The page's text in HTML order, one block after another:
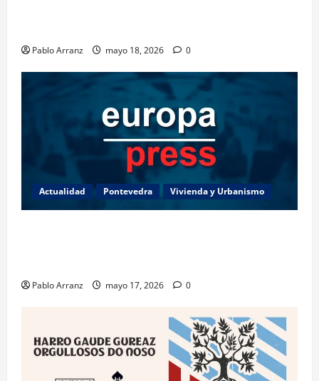
Pablo Arranz mayo 18, 2026 0
Actualidad Pontevedra Vivienda y Urbanismo
Pablo Arranz mayo 17, 2026 0